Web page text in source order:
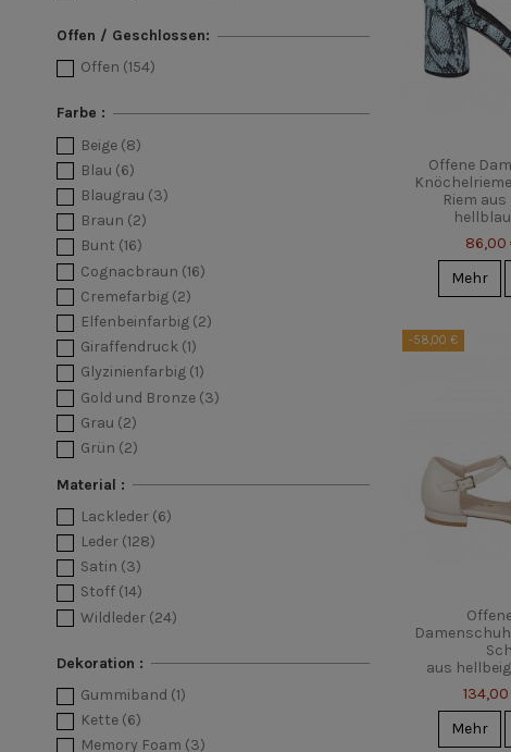
Offene
Riem
86,00
Mehr
-58,00 €
aus
Mehr
Offen / Geschlossen:
Offen (154)
Farbe :
Beige (8)
Blau (6)
Blaugrau (3)
Braun (2)
Bunt (16)
Cognacbraun (16)
Cremefarbig (2)
Elfenbeinfarbig (2)
Giraffendruck (1)
Glyzinienfarbig (1)
Gold und Bronze (3)
Grau (2)
Grün (2)
Krokodilmuster
Kupferfarbig
Leopardenmuster
Lila (3)
Orange(1)
Puderfarbig (18)
Purpur(3)
Material :
Lackleder (6)
Leder (128)
Satin (3)
Stoff (14)
Wildleder (24)
Dekoration :
Gummiband (1)
Kette (6)
Memory Foam (3)